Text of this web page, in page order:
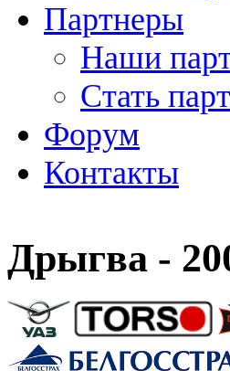
Партнеры
Наши
Стать
Форум
Контакты
Дрыгва -